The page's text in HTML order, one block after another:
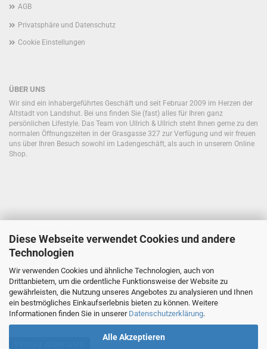
Diese Webseite verwendet Cookies und andere
Technologien
Wir verwenden Cookies und ähnliche Technologien, auch von
Drittanbietern, um die ordentliche Funktionsweise der Website zu
gewährleisten, die Nutzung unseres Angebotes zu analysieren und Ihnen
ein bestmögliches Einkaufserlebnis bieten zu können. Weitere
Informationen finden Sie in unserer Datenschutzerklärung.
Alle Akzeptieren
AGB
Privatsphäre und Datenschutz
Cookie Einstellungen
ÜBER UNS
Wir sind ein inhabergeführtes Geschäft und seit Februar 2009 im Herzen der
Altstadt von Landshut. Bei uns finden Sie (fast) alles für Ihren ganz
persönlichen Lifestyle. Das Team von Ullrich & Ullrich steht Ihnen gerne zu den
normalen Öffnungszeiten in der Grasgasse 327 zur Verfügung und wir freuen
uns über Ihren Besuch sowohl im Ladengeschäft, als auch in unserem Online
Shop.
Ullrich&Ullrich
Grasgasse 327
84028 Landshut
Telefon +49 (0)871 9659368
E-Mail: kontakt@ullrichundullrich.de